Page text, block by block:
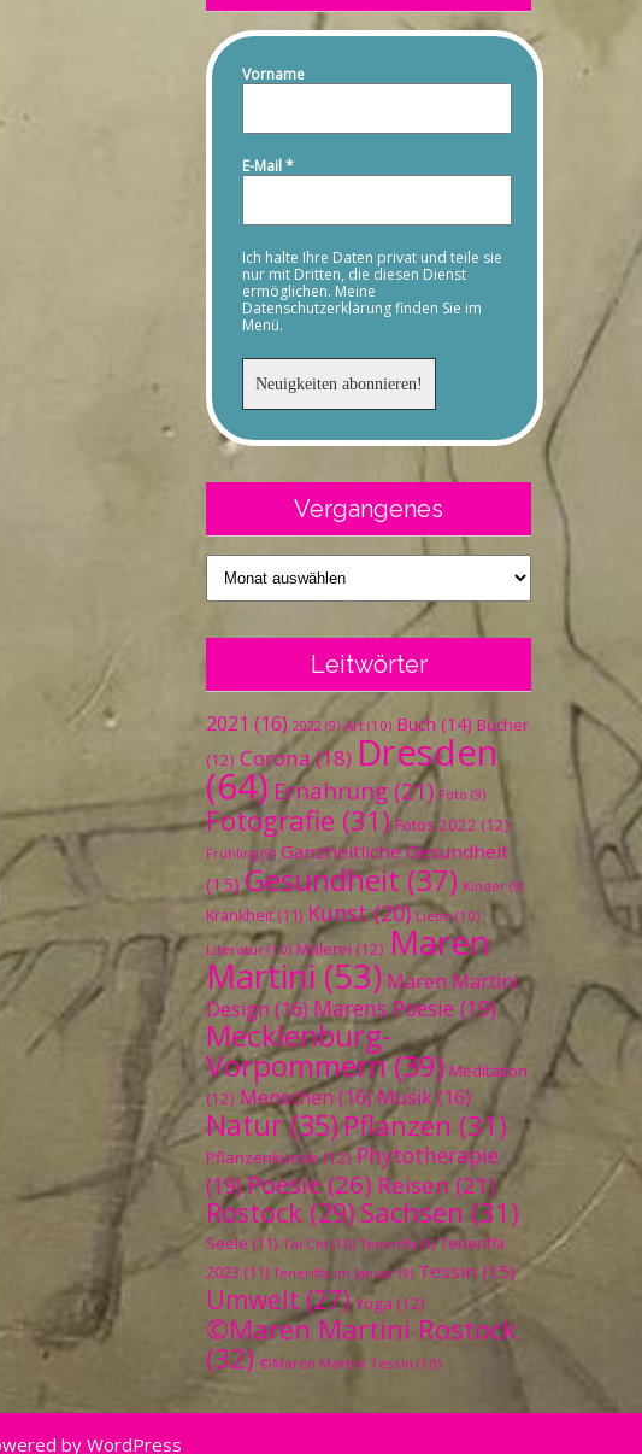
Vorname
E-Mail*
Ich halte Ihre Daten privat und teile sie
nur mit Dritten, die diesen Dienst
ermöglichen. Meine
Datenschutzerklärung finden Sie im
Menü.
Vergangenes
Vergangenes
Leitwörter
2021 (16) 2022 (9) Art (10) Buch (14) Bücher
(12) Corona(18) Dresden
(64) Ernährung (21) Foto (9)
Fotografie (31) Fotos 2022 (12)
Frühling (9) Ganzheitliche Gesundheit
(15) Gesundheit (37) Kinder (9)
Krankheit (11) Kunst(20) Liebe(10)
Literatur (10) Malerei (12) Maren
Martini(53) Maren Martini
Design (16) Marens Poesie (19)
Mecklenburg-
Vorpommern(39) Meditation
(12) Menschen (16) Musik(16)
Natur(35)Pflanzen (31)
Pflanzenkunde(12) Phytotherapie
(19)Poesie(26) Reisen(21)
Rostock (29) Sachsen (31)
Seele (11) Tai Chi (10) Teneriffa (9) Teneriffa
2023 (11) Teneriffa im Januar(9) Tessin (15)
Umwelt (27) Yoga (12)
©Maren Martini Rostock
(32) ©Maren Martini Tessin (10)
by WordPress